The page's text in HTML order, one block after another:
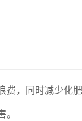
，同时减少化肥